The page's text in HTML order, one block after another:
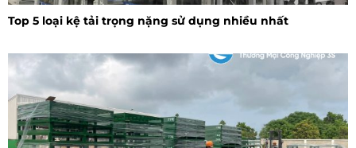
Top 5 loại kệ tải trọng nặng sử dụng nhiều nhất